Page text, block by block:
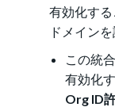
有効化す
ドメイン
この統
有効化
Org ID